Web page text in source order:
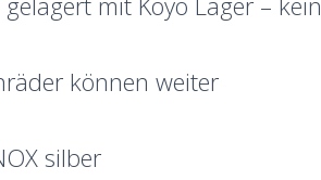
können weiter
silber